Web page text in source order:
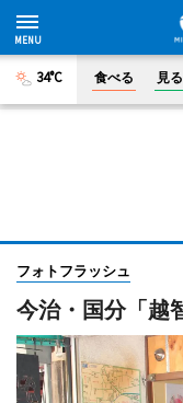
34°C 食べる 見
フォトフラッシュ
今治・国分「越